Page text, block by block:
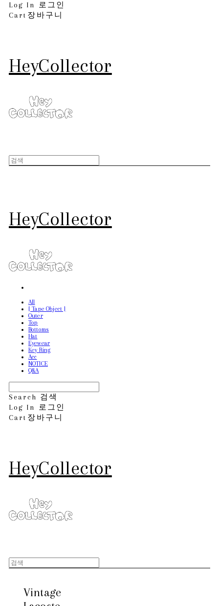
Log In
로그인
Cart 장바구니
HeyCollector
HeyCollector
All
[ Tape Object ]
Outer
Top
Bottoms
Hat
Eyewear
Key Ring
Acc
NOTICE
Q&A
Search 검색
Log In
로그인
Cart 장바구니
HeyCollector
Vintage